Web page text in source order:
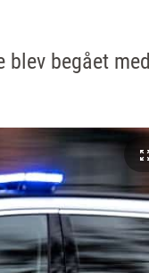
begået med